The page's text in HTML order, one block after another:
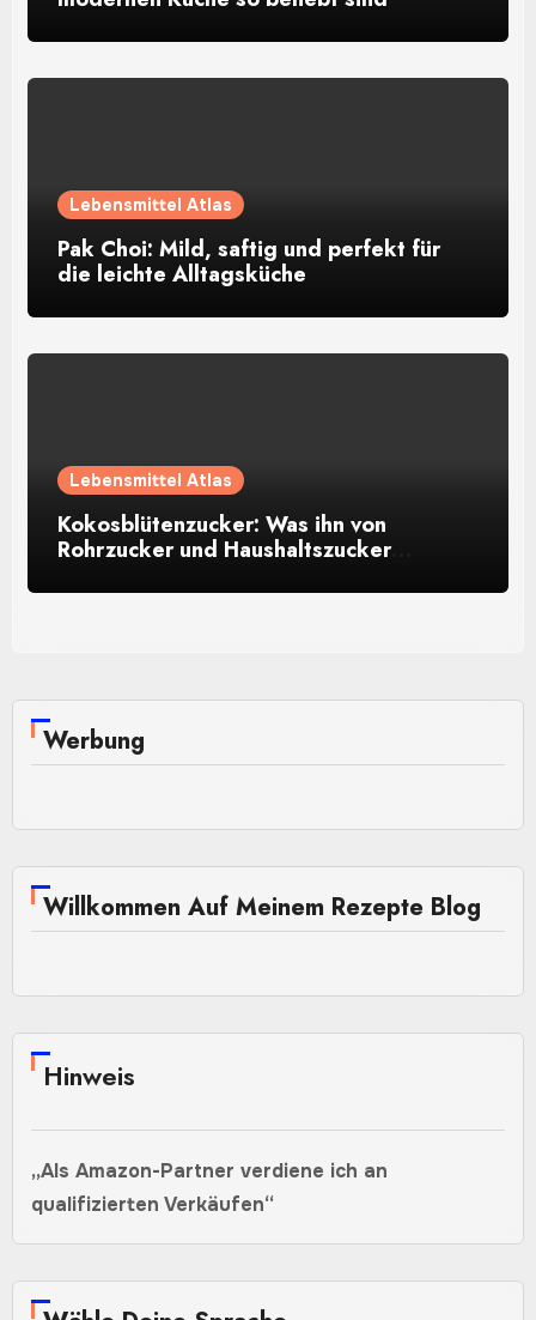
Lebensmittel Atlas
Pak Choi: Mild, saftig und perfekt für
die leichte Alltagsküche
Lebensmittel Atlas
Kokosblütenzucker: Was ihn von
Rohrzucker und Haushaltszucker
Werbung
Willkommen Auf Meinem Rezepte Blog
Hinweis
„Als Amazon-Partner verdiene ich an
qualifizierten Verkäufen“